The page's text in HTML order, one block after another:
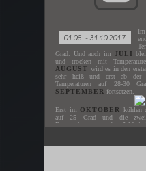
01.06. - 31.10.2017
Im
Grad. Und auch im
JULI
und trocken mit
AUGUST wird es in den
sehr heiß und erst ab der
Temperaturen auf 28-30
SEPTEMBER fortsetzen.
Erst im OKTOBER
kühlen
auf 25 Grad und die
Regenschauern geprägt.
JUNI -